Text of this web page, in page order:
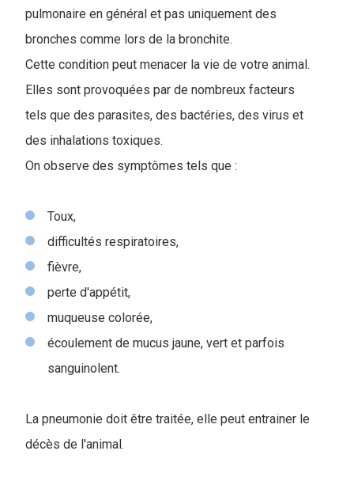
pulmonaire en général et pas uniquement des
bronches comme lors de la bronchite.
Cette condition peut menacer la vie de votre animal.
Elles sont provoquées par de nombreux facteurs
tels que des parasites, des bactéries, des virus et
des inhalations toxiques.
On observe des symptômes tels que :
Toux,
difficultés respiratoires,
fièvre,
perte d'appétit,
muqueuse colorée,
écoulement de mucus jaune, vert et parfois
sanguinolent.
La pneumonie doit être traitée, elle peut entrainer le
décès de l'animal.